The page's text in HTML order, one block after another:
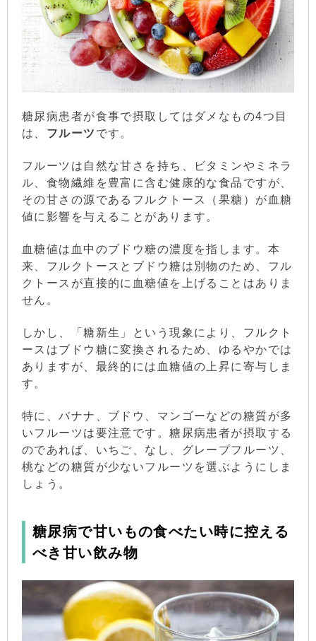
糖尿病患者が食事で摂取してはダメなもの4つ目
は、 フルーツ です。
フルーツは自然な甘さを持ち、ビタミンやミネラ
ル、食物繊維を豊富に含む健康的な食品ですが、
その甘さの源であるフルクトース（果糖）が血糖
値に影響を与えることがあります。
血糖値は血中のブドウ糖の濃度を指します。本
来、フルクトースとブドウ糖は別物のため、フル
クトースが直接的に血糖値を上げることはありま
せん。
しかし、「糖新生」という現象により、フルクト
ースはブドウ糖に変換されるため、ゆるやかでは
ありますが、最終的には血糖値の上昇に寄与しま
す。
特に、バナナ、ブドウ、マンゴーなどの糖質が多
いフルーツは要注意です。糖尿病患者が摂取する
のであれば、いちご、なし、グレープフルーツ、
桃などの糖質が少ないフルーツを選ぶようにしま
しょう。
糖尿病で甘いもの食べたい時に控える
べき甘い飲み物